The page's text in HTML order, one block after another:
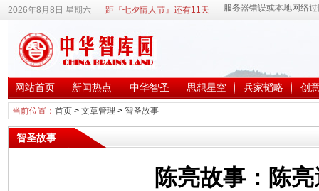
2026年8月8日 星期六 距『七夕情人节』还有11天
网站首页 新闻热点 中华智圣 思想星空 兵家韬略 创
当前位置： 首页> 文章管理 > 智圣故事
智圣故事
陈亮故事：陈